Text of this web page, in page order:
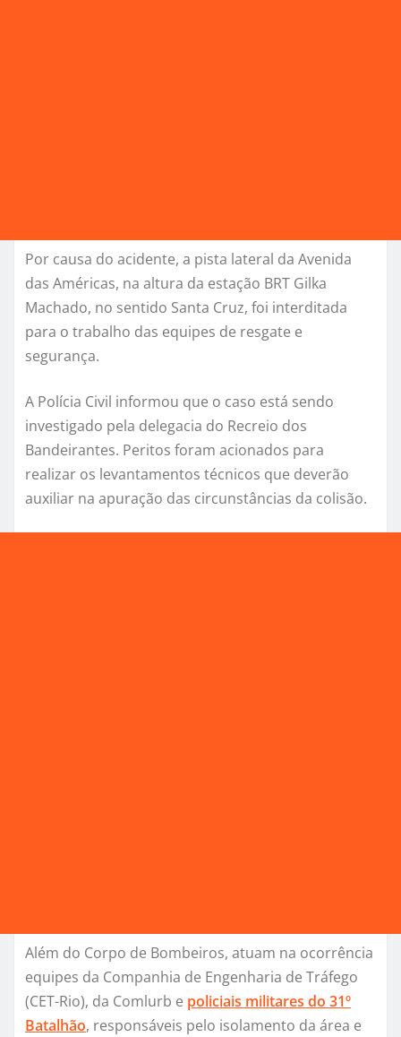
Por causa do acidente, a pista lateral da Avenida
das Américas, na altura da estação BRT Gilka
Machado, no sentido Santa Cruz, foi interditada
para o trabalho das equipes de resgate e
segurança.
A Polícia Civil informou que o caso está sendo
investigado pela delegacia do Recreio dos
Bandeirantes. Peritos foram acionados para
realizar os levantamentos técnicos que deverão
auxiliar na apuração das circunstâncias da colisão.
Além do Corpo de Bombeiros, atuam na ocorrência
equipes da Companhia de Engenharia de Tráfego
(CET-Rio), da Comlurb e policiais militares do 31º
Batalhão, responsáveis pelo isolamento da área e